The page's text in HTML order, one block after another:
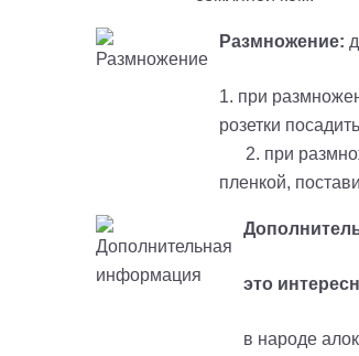
Размножение:
1. при
2. при
пленкой,
это
в народе